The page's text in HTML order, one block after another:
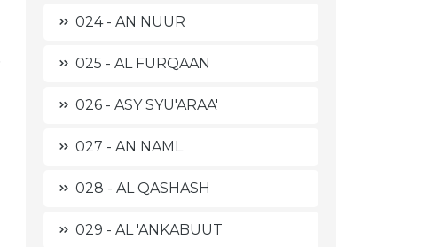
024 - AN NUUR
025 - AL FURQAAN
026 - ASY SYU'ARAA'
027 - AN NAML
028 - AL QASHASH
029 - AL 'ANKABUUT